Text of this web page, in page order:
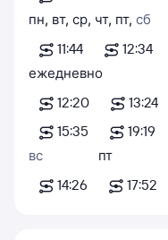
пн, вт, ср, чт, пт, сб
11:44
12:34
ежедневно
12:20
13:24
15:35
19:19
вс
14:26
пт
17:52